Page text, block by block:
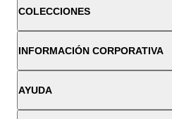
COLECCIONES
INFORMACIÓN CORPORATIVA
AYUDA